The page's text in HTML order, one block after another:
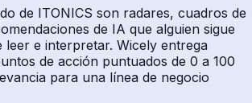
de ITONICS son radares, cuadros de
de IA que alguien sigue
leer e interpretar. Wicely entrega
de acción puntuados de 0 a 100
para una línea de negocio